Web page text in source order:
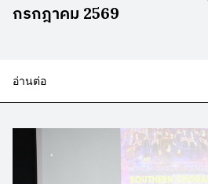
กรกฎาคม 2569
อ่านต่อ